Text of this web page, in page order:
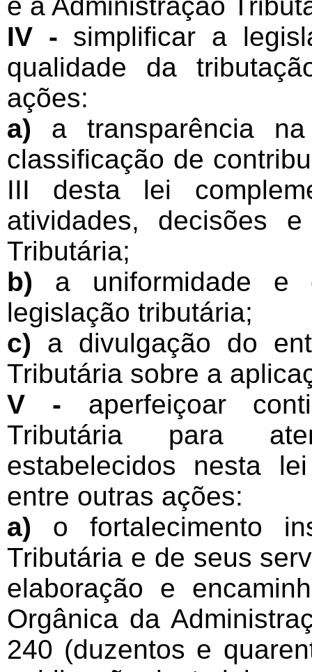
e a Administração
IV - simplificar a
qualidade da
ações:
a) a transparência
classificação de
III desta lei
atividades, decisões
Tributária;
b) a uniformidade e
legislação tributária;
c) a divulgação do
Tributária sobre a
V - aperfeiçoar
Tributária para
estabelecidos nesta
entre outras ações:
a) o fortalecimento
Tributária e de seus
elaboração e
Orgânica da
240 (duzentos e